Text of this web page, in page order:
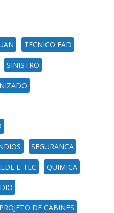
TECNICO EAD
SINISTRO
SEGURANCA
E-TEC QUIMICA
PROJETO DE CABINES